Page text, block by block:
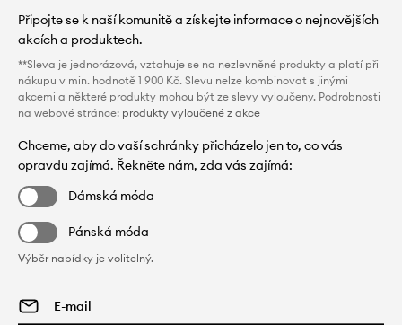
Připojte se k naší komunitě a získejte informace o nejnovějších
akcích a produktech.
**Sleva je jednorázová, vztahuje se na nezlevněné produkty a platí při
nákupu v min. hodnotě 1 900 Kč. Slevu nelze kombinovat s jinými
akcemi a některé produkty mohou být ze slevy vyloučeny. Podrobnosti
na webové stránce: produkty vyloučené z akce
Chceme, aby do vaší schránky přicházelo jen to, co vás
opravdu zajímá. Řekněte nám, zda vás zajímá:
Dámská móda
Pánská móda
Výběr nabídky je volitelný.